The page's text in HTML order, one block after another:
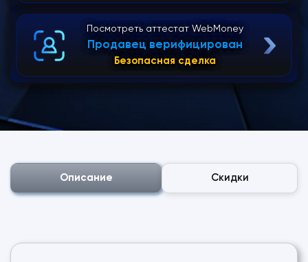
Посмотреть аттестат WebMoney
Продавец верифицирован
Безопасная сделка
Описание Скидки